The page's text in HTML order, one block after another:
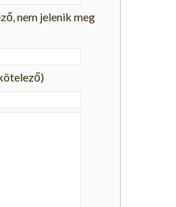
nem jelenik meg